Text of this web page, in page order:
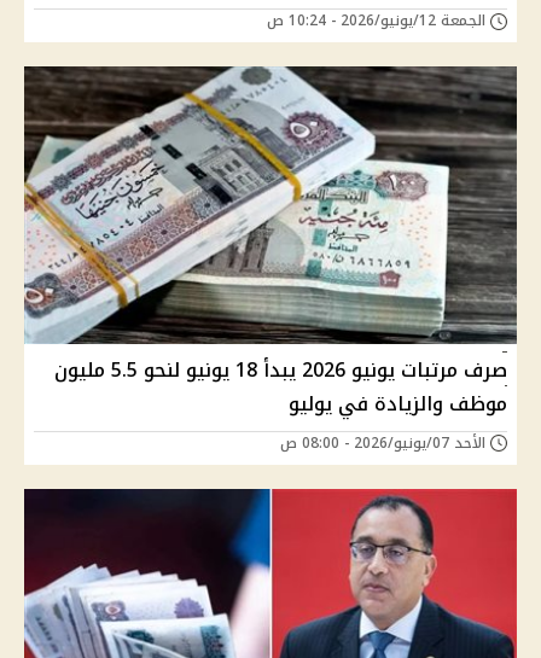
الجمعة 12/يونيو/2026 - 10:24 ص
صرف مرتبات يونيو 2026 يبدأ 18 يونيو لنحو 5.5 مليون
موظف والزيادة في يوليو
الأحد 07/يونيو/2026 - 08:00 ص